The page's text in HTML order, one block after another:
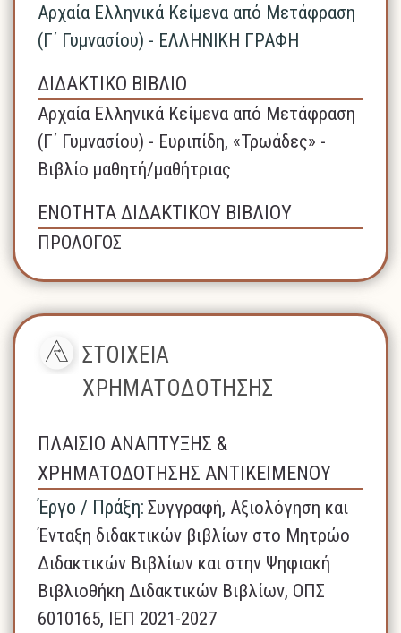
Αρχαία Ελληνικά Κείμενα από Μετάφραση
(Γ΄ Γυμνασίου) - ΕΛΛΗΝΙΚΗ ΓΡΑΦΗ
ΔΙΔΑΚΤΙΚΟ ΒΙΒΛΙΟ
Αρχαία Ελληνικά Κείμενα από Μετάφραση
(Γ΄ Γυμνασίου) - Ευριπίδη, «Τρωάδες» -
Βιβλίο μαθητή/μαθήτριας
ΕΝΟΤΗΤΑ ΔΙΔΑΚΤΙΚΟΥ ΒΙΒΛΙΟΥ
ΠΡΟΛΟΓΟΣ
ΣΤΟΙΧΕΙΑ
ΧΡΗΜΑΤΟΔΟΤΗΣΗΣ
ΠΛΑΙΣΙΟ ΑΝΑΠΤΥΞΗΣ &
ΧΡΗΜΑΤΟΔΟΤΗΣΗΣ ΑΝΤΙΚΕΙΜΕΝΟΥ
Έργο / Πράξη: Συγγραφή, Αξιολόγηση και
Ένταξη διδακτικών βιβλίων στο Μητρώο
Διδακτικών Βιβλίων και στην Ψηφιακή
Βιβλιοθήκη Διδακτικών Βιβλίων, ΟΠΣ
6010165, ΙΕΠ 2021-2027